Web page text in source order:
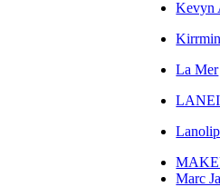
Kevyn
La Mer
Marc